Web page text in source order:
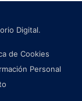
Digital.
de Cookies
Personal